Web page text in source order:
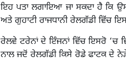
ਇਹ ਪਤਾ ਲਗਾਇਆ ਜਾ ਸਕਦਾ ਹੈ ਕਿ
ਅਤੇ ਗੁਹਾਟੀ ਰਾਜਧਾਨੀ ਰੇਲਗੱਡੀ ਵਿੱਚ
ਰੇਲਵੇ ਟਰੇਨਾਂ ਦੇ ਇੰਜਨਾਂ ਵਿੱਚ ਇਸਰੋ ‘ਚ
ਨਾਲ ਜਦੋਂ ਰੇਲਗੱਡੀ ਕਿਸੇ ਰੋਡੇ ਫਾਟਕ ਦੇ